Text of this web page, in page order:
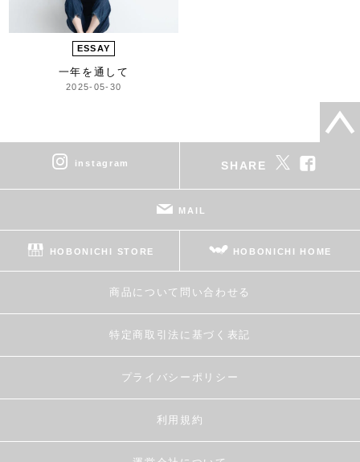
ESSAY
一年を通して
2025-05-30
instagram SHARE
MAIL
HOBONICHI STORE HOBONICHI HOME
商品について問い合わせる
特定商取引法に基づく表記
プライバシーポリシー
利用規約